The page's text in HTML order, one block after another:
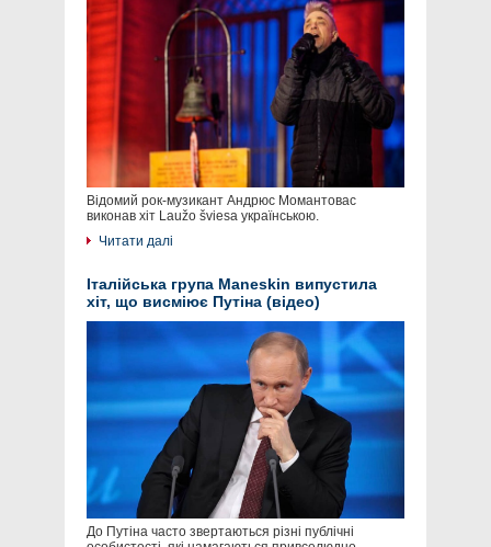
Відомий рок-музикант Андрюс Момантовас
виконав хіт Laužo šviesa українською.
Читати далі
Італійська група Maneskin випустила
хіт, що висміює Путіна (відео)
До Путіна часто звертаються різні публічні